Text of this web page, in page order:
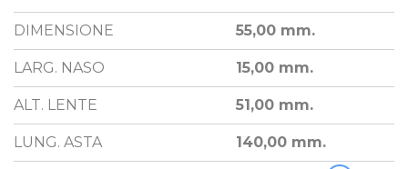
DIMENSIONE 55,00 mm.
LARG. NASO 15,00 mm.
ALT. LENTE 51,00 mm.
LUNG. ASTA 140,00 mm.